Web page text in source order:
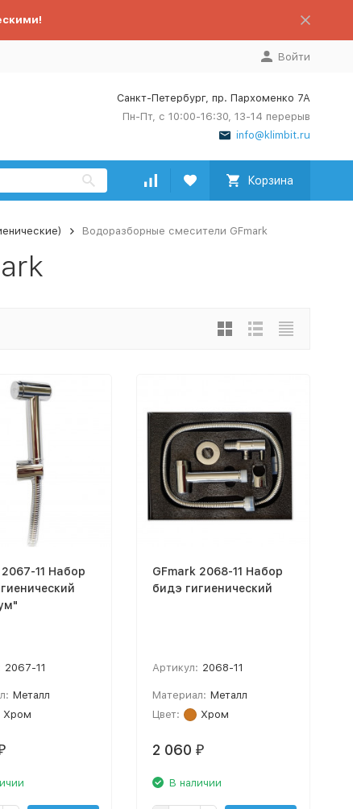
Войти
Санкт-Петербург, пр. Пархоменко 7А
Пн-Пт, с 10:00-16:30, 13-14 перерыв
info@klimbit.ru
Корзина
Водоразборные смесители GFmark
11 Набор
2067-11
Металл
Хром
GFmark 2068-11 Набор
бидэ гигиенический
Артикул: 2068-11
Материал: Металл
Цвет:
Хром
2 060 ₽
В наличии